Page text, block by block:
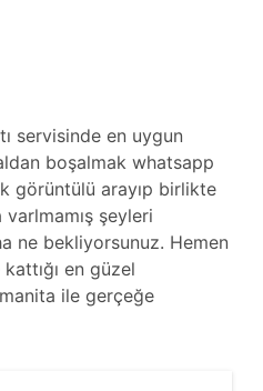
servisinde en uygun
boşalmak whatsapp
görüntülü arayıp birlikte
varlmamış şeyleri
ne bekliyorsunuz. Hemen
en güzel
ile gerçeğe